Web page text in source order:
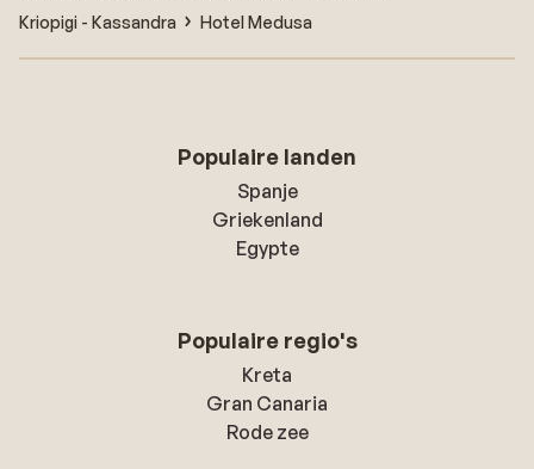
Kriopigi - Kassandra
Hotel Medusa
Populaire landen
Spanje
Griekenland
Egypte
Populaire regio's
Kreta
Gran Canaria
Rode zee